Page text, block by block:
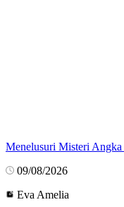
Menelusuri Misteri
09/08/2026
Eva Amelia